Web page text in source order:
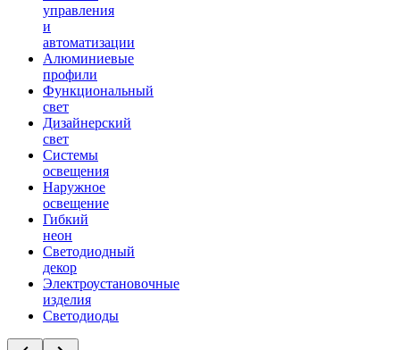
управления
и
автоматизации
Алюминиевые
профили
Функциональный
свет
Дизайнерский
свет
Системы
освещения
Наружное
освещение
Гибкий
неон
Светодиодный
декор
Электроустановочные
изделия
Светодиоды